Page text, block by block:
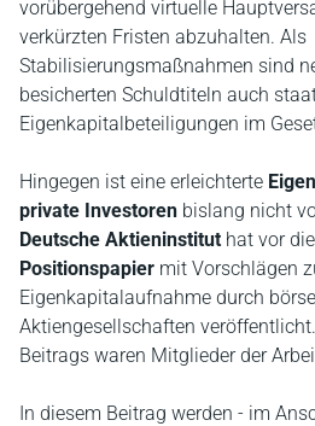
vorübergehend virtuelle
verkürzten Fristen abzuhalten. Als
Stabilisierungsmaßnahmen sind
besicherten Schuldtiteln auch
Eigenkapitalbeteiligungen im
Hingegen ist eine erleichterte
private Investoren bislang nicht
Deutsche Aktieninstitut hat vor
Positionspapier mit Vorschlägen
Eigenkapitalaufnahme durch
Aktiengesellschaften
Beitrags waren Mitglieder der
In diesem Beitrag werden - im